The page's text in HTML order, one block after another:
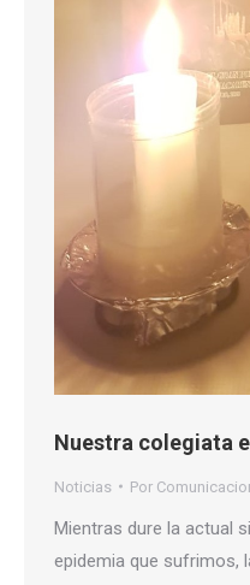
Nuestra colegiata
Noticias Por
Mientras dure la actual
epidemia que sufrimos,